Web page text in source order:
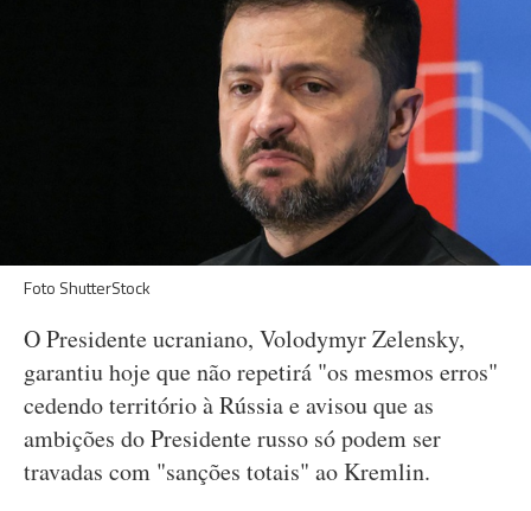
Foto ShutterStock
O Presidente ucraniano, Volodymyr Zelensky,
garantiu hoje que não repetirá "os mesmos erros"
cedendo território à Rússia e avisou que as
ambições do Presidente russo só podem ser
travadas com "sanções totais" ao Kremlin.